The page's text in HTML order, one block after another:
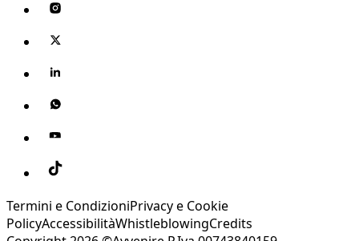
Termini e CondizioniPrivacy e Cookie
PolicyAccessibilitàWhistleblowingCredits